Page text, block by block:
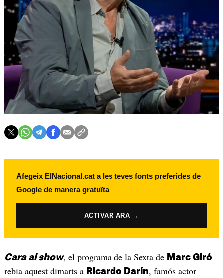
Afegeix ElNacional.cat a les teves fonts preferides de
Google de manera gratuïta
ACTIVAR ARA →
Cara al show, el programa de la Sexta de Marc Giró
rebia aquest dimarts a Ricardo Darín, famós actor